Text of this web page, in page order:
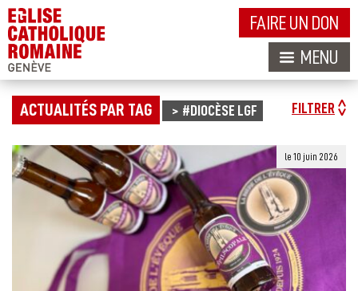
FAIRE UN DON
MENU
ACTUALITÉS PAR TAG #DIOCÈSE LGF FILTRER
le 10 juin 2026